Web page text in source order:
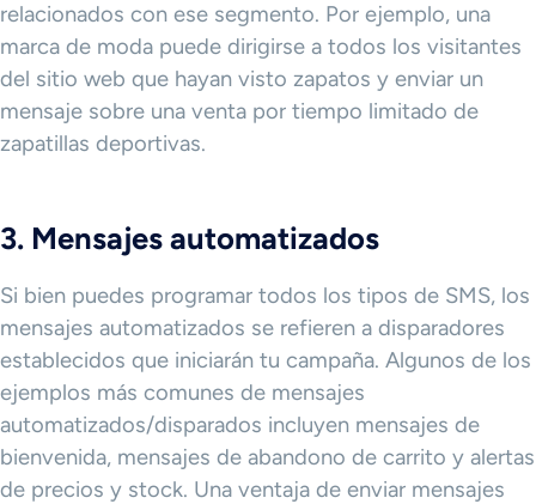
relacionados con ese segmento. Por ejemplo, una
marca de moda puede dirigirse a todos los visitantes
del sitio web que hayan visto zapatos y enviar un
mensaje sobre una venta por tiempo limitado de
zapatillas deportivas.
3. Mensajes automatizados
Si bien puedes programar todos los tipos de SMS, los
mensajes automatizados se refieren a disparadores
establecidos que iniciarán tu campaña. Algunos de los
ejemplos más comunes de mensajes
automatizados/disparados incluyen mensajes de
bienvenida, mensajes de abandono de carrito y alertas
de precios y stock. Una ventaja de enviar mensajes